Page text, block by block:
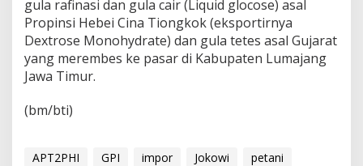
gula rafinasi dan gula cair (Liquid glocose) asal
Propinsi Hebei Cina Tiongkok (eksportirnya
Dextrose Monohydrate) dan gula tetes asal Gujarat
yang merembes ke pasar di Kabupaten Lumajang
Jawa Timur.
(bm/bti)
APT2PHI GPI impor Jokowi
petani